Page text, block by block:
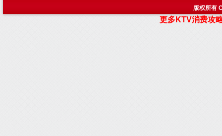
版权所有
更多KTV消费攻